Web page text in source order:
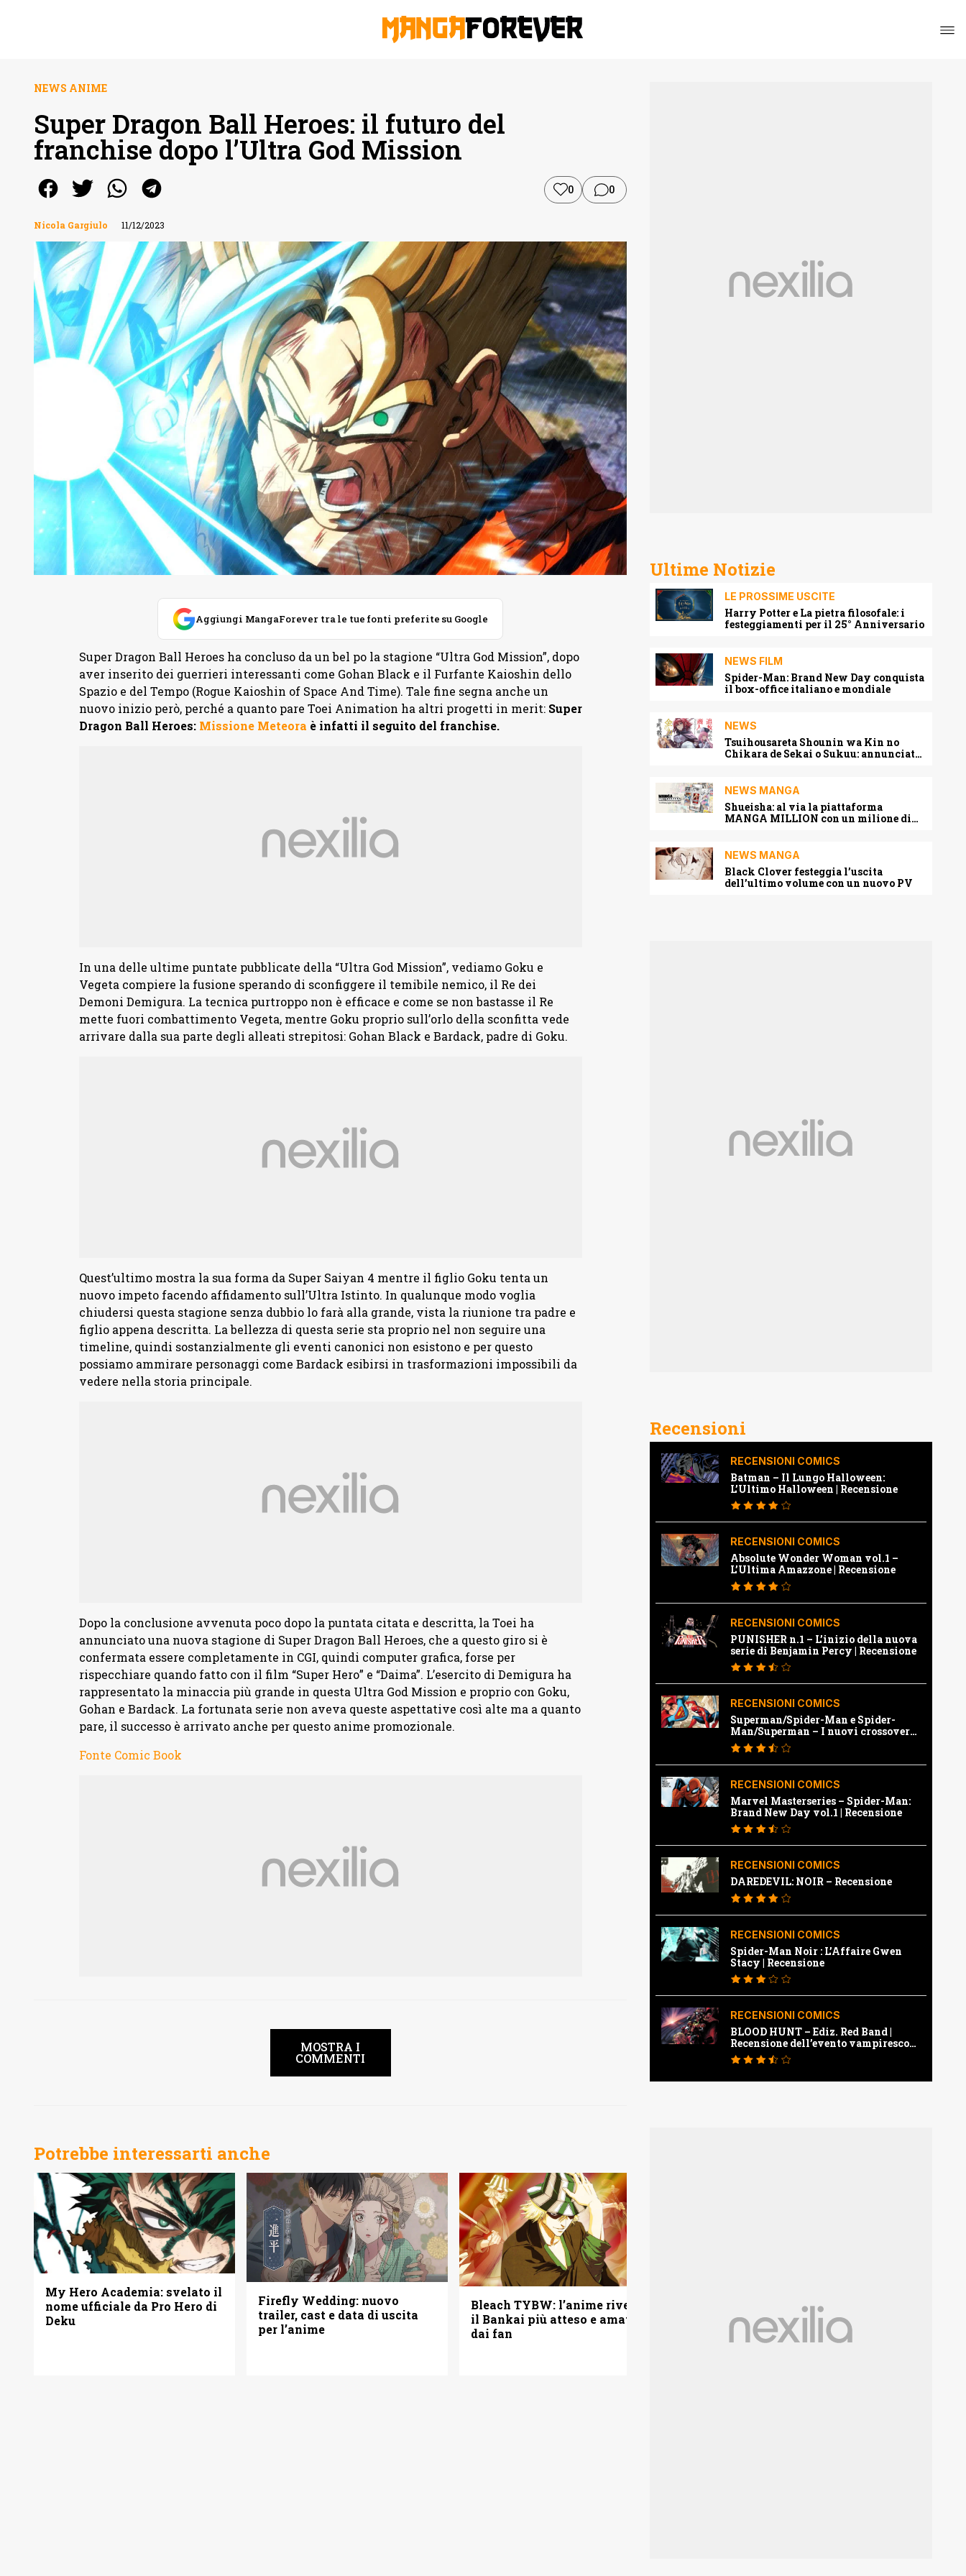
NEWS ANIME
Super Dragon Ball Heroes: il futuro del
franchise dopo l’Ultra God Mission
0 0
Nicola Gargiulo 11/12/2023
Aggiungi MangaForever tra le tue fonti preferite su Google
Super Dragon Ball Heroes ha concluso da un bel po la stagione “Ultra God Mission”, dopo
aver inserito dei guerrieri interessanti come Gohan Black e il Furfante Kaioshin dello
Spazio e del Tempo (Rogue Kaioshin of Space And Time). Tale fine segna anche un
nuovo inizio però, perché a quanto pare Toei Animation ha altri progetti in merit: Super
Dragon Ball Heroes: Missione Meteora è infatti il seguito del franchise.
In una delle ultime puntate pubblicate della “Ultra God Mission”, vediamo Goku e
Vegeta compiere la fusione sperando di sconfiggere il temibile nemico, il Re dei
Demoni Demigura. La tecnica purtroppo non è efficace e come se non bastasse il Re
mette fuori combattimento Vegeta, mentre Goku proprio sull’orlo della sconfitta vede
arrivare dalla sua parte degli alleati strepitosi: Gohan Black e Bardack, padre di Goku.
Quest’ultimo mostra la sua forma da Super Saiyan 4 mentre il figlio Goku tenta un
nuovo impeto facendo affidamento sull’Ultra Istinto. In qualunque modo voglia
chiudersi questa stagione senza dubbio lo farà alla grande, vista la riunione tra padre e
figlio appena descritta. La bellezza di questa serie sta proprio nel non seguire una
timeline, quindi sostanzialmente gli eventi canonici non esistono e per questo
possiamo ammirare personaggi come Bardack esibirsi in trasformazioni impossibili da
vedere nella storia principale.
Dopo la conclusione avvenuta poco dopo la puntata citata e descritta, la Toei ha
annunciato una nuova stagione di Super Dragon Ball Heroes, che a questo giro si è
confermata essere completamente in CGI, quindi computer grafica, forse per
rispecchiare quando fatto con il film “Super Hero” e “Daima”. L’esercito di Demigura ha
rappresentato la minaccia più grande in questa Ultra God Mission e proprio con Goku,
Gohan e Bardack. La fortunata serie non aveva queste aspettative così alte ma a quanto
pare, il successo è arrivato anche per questo anime promozionale.
Fonte Comic Book
MOSTRA I
COMMENTI
Potrebbe interessarti anche
My Hero Academia: svelato il
nome ufficiale da Pro Hero di
Deku
Firefly Wedding: nuovo
trailer, cast e data di uscita
per l’anime
Bleach TYBW: l’anime rivela
il Bankai più atteso e amato
dai fan
Ultime Notizie
LE PROSSIME USCITE
Harry Potter e La pietra filosofale: i
festeggiamenti per il 25° Anniversario
NEWS FILM
Spider-Man: Brand New Day conquista
il box-office italiano e mondiale
NEWS
Tsuihousareta Shounin wa Kin no
Chikara de Sekai o Sukuu: annunciato
NEWS MANGA
Shueisha: al via la piattaforma
MANGA MILLION con un milione di
NEWS MANGA
Black Clover festeggia l’uscita
dell’ultimo volume con un nuovo PV
Recensioni
RECENSIONI COMICS
Batman – Il Lungo Halloween:
L’Ultimo Halloween | Recensione
RECENSIONI COMICS
Absolute Wonder Woman vol.1 –
L’Ultima Amazzone | Recensione
RECENSIONI COMICS
PUNISHER n.1 – L’inizio della nuova
serie di Benjamin Percy | Recensione
RECENSIONI COMICS
Superman/Spider-Man e Spider-
Man/Superman – I nuovi crossover
Marvel e Dc | Recensione
RECENSIONI COMICS
Marvel Masterseries – Spider-Man:
Brand New Day vol.1 | Recensione
RECENSIONI COMICS
DAREDEVIL: NOIR – Recensione
RECENSIONI COMICS
Spider-Man Noir : L’Affaire Gwen
Stacy | Recensione
RECENSIONI COMICS
BLOOD HUNT – Ediz. Red Band |
Recensione dell’evento vampiresco
della Marvel